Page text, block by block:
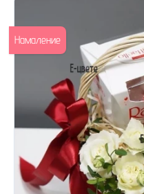
Намаление